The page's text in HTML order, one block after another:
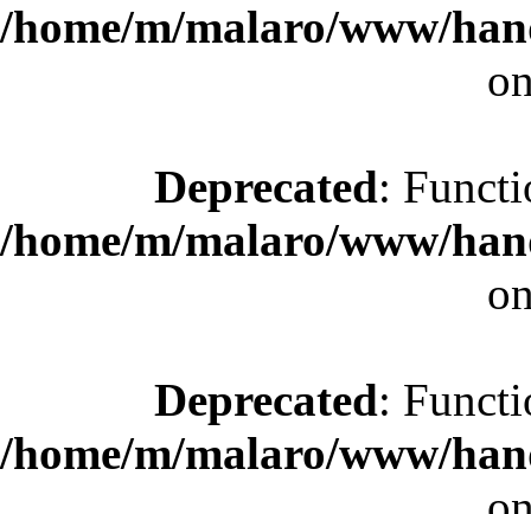
/home/m/malaro/www/
Deprecated:
/home/m/malaro/www/
Deprecated:
/home/m/malaro/www/